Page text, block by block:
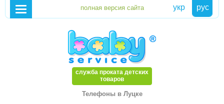
укр рус
служба проката детских
товаров
Телефоны в Луцке